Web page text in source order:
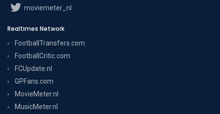
moviemeter_nl
Realtimes Network
FootballTransfers.com
FootballCritic.com
FCUpdate.nl
GPFans.com
MovieMeter.nl
MusicMeter.nl